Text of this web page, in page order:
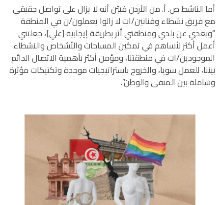
أما الناشط ص. أ. من الأردن فبيّن أنه لا يزال على تواصل حقيقي
مع فريق نشطاء وفنانين/ات لا زالوا يعملون/ن في المنطقة
“وبعدي عن بلدي ومنطقتي أثر بطريقة إيجابية [علي]، جعلتني
أعمل أكثر لأساهم في تمكين المساحات والأشخاص والنشطاء
الموجودين/ات في منطقتنا، ومؤمن أكثر بأهمية الاتصال الدائم
بيننا، للعمل سويا، والخروج باستراتيجيات موحدة وتكتيكات مؤثرة
وشاملة بين المنفى والوطن”.